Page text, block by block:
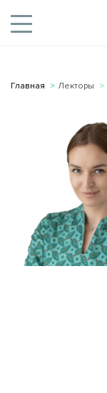
Главная Лекторы